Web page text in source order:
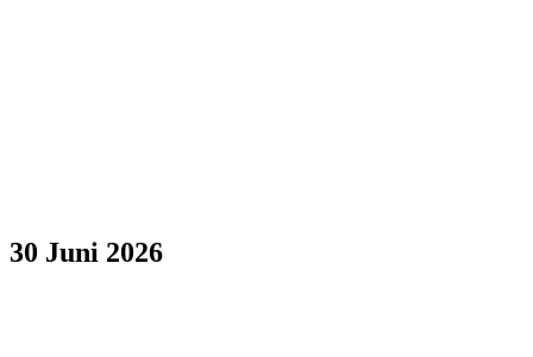
30 Juni 2026